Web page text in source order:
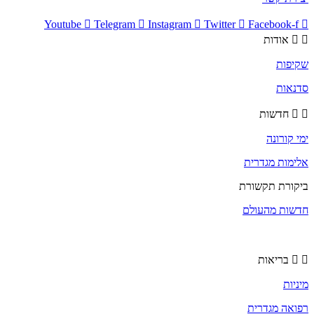
Youtube Telegram Instagram Twitter
Facebook-f
אודות
שקיפות
סדנאות
חדשות
ימי קורונה
אלימות מגדרית
ביקורת תקשורת
חדשות מהעולם
בריאות
מיניות
רפואה מגדרית